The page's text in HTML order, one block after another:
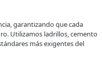
garantizando que cada
Utilizamos ladrillos, cemento
más exigentes del